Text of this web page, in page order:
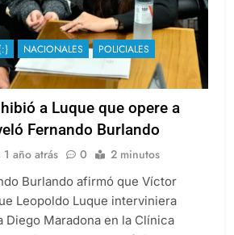
NACIONALES
POLICIALES
a Luque que opere a
Fernando Burlando
1 año atrás 0 2 minutos
Burlando afirmó que Víctor
Leopoldo Luque interviniera
Diego Maradona en la Clínica